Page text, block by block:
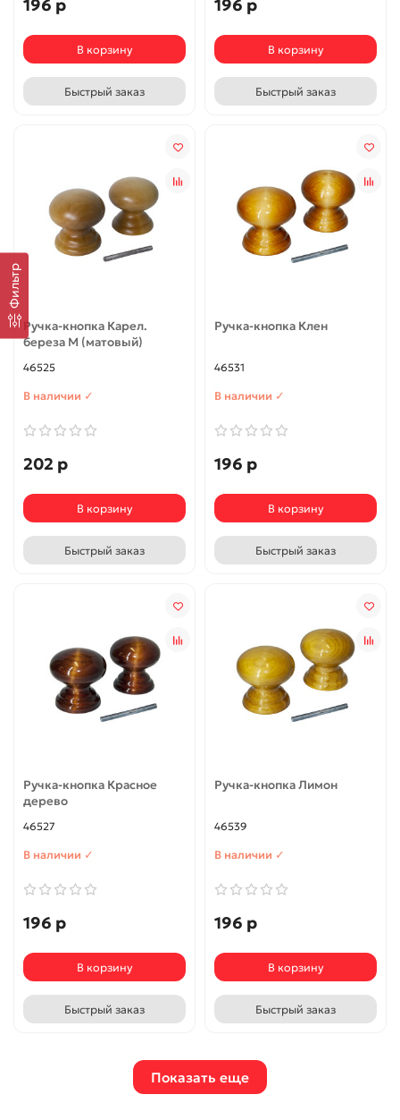
Фильтр
196 р
В корзину
Быстрый заказ
196 р
В корзину
Быстрый заказ
Ручка-кнопка Карел.
береза М (матовый)
46525
В наличии ✓
202 р
В корзину
Быстрый заказ
Ручка-кнопка Клен
46531
В наличии ✓
196 р
В корзину
Быстрый заказ
Ручка-кнопка Красное
дерево
46527
В наличии ✓
196 р
В корзину
Быстрый заказ
Ручка-кнопка Лимон
46539
В наличии ✓
196 р
В корзину
Быстрый заказ
Показать еще